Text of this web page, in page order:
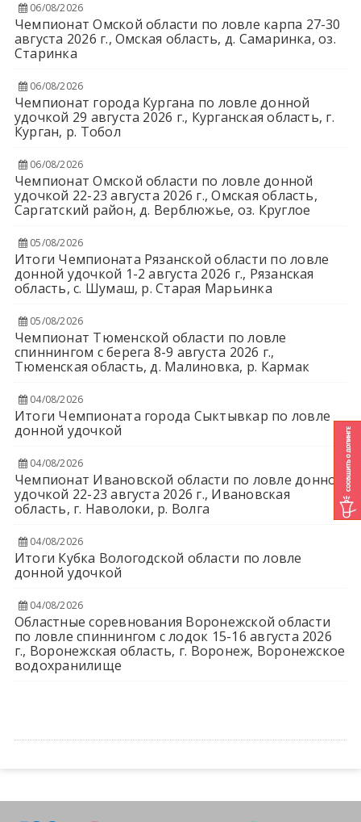
06/08/2026
Чемпионат Омской области по ловле карпа 27-30
августа 2026 г., Омская область, д. Самаринка, оз.
Старинка
06/08/2026
Чемпионат города Кургана по ловле донной
удочкой 29 августа 2026 г., Курганская область, г.
Курган, р. Тобол
06/08/2026
Чемпионат Омской области по ловле донной
удочкой 22-23 августа 2026 г., Омская область,
Саргатский район, д. Верблюжье, оз. Круглое
05/08/2026
Итоги Чемпионата Рязанской области по ловле
донной удочкой 1-2 августа 2026 г., Рязанская
область, с. Шумаш, р. Старая Марьинка
05/08/2026
Чемпионат Тюменской области по ловле
спиннингом с берега 8-9 августа 2026 г.,
Тюменская область, д. Малиновка, р. Кармак
04/08/2026
Итоги Чемпионата города Сыктывкар по ловле
донной удочкой
04/08/2026
Чемпионат Ивановской области по ловле донной
удочкой 22-23 августа 2026 г., Ивановская
область, г. Наволоки, р. Волга
04/08/2026
Итоги Кубка Вологодской области по ловле
донной удочкой
04/08/2026
Областные соревнования Воронежской области
по ловле спиннингом с лодок 15-16 августа 2026
г., Воронежская область, г. Воронеж, Воронежское
водохранилище